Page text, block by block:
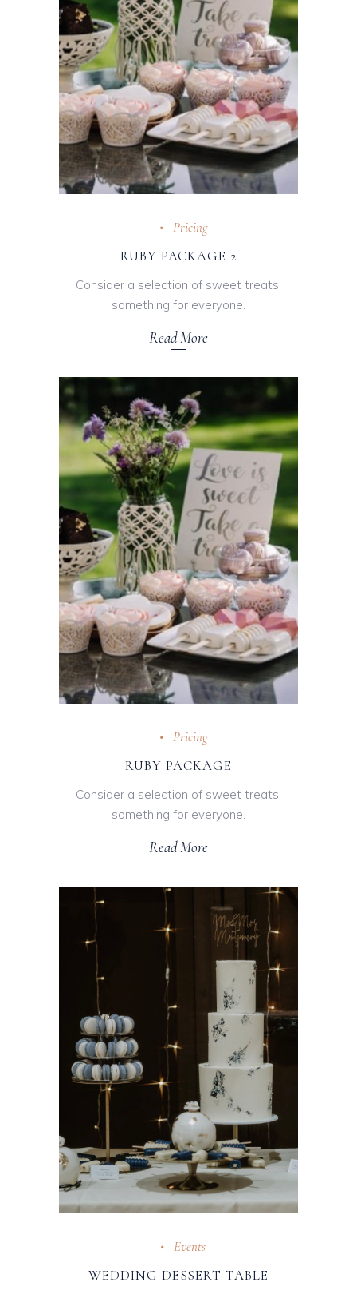
Pricing
RUBY PACKAGE 2
Consider a selection of sweet treats,
something for everyone.
Read More
Pricing
RUBY PACKAGE
Consider a selection of sweet treats,
something for everyone.
Read More
Events
WEDDING DESSERT TABLE